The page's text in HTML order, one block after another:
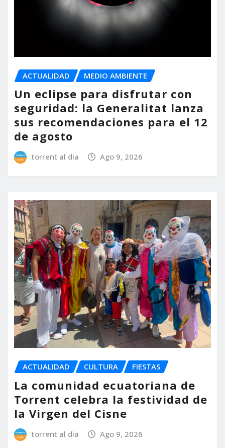
ACTUALIDAD MEDIO AMBIENTE
Un eclipse para disfrutar con
seguridad: la Generalitat lanza
sus recomendaciones para el 12
de agosto
torrent al dia Ago 9, 2026
ACTUALIDAD CULTURA FIESTAS
La comunidad ecuatoriana de
Torrent celebra la festividad de
la Virgen del Cisne
torrent al dia Ago 9, 2026